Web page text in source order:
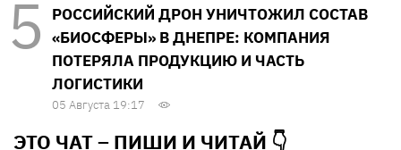
РОССИЙСКИЙ ДРОН УНИЧТОЖИЛ СОСТАВ
«БИОСФЕРЫ» В ДНЕПРЕ: КОМПАНИЯ
ПОТЕРЯЛА ПРОДУКЦИЮ И ЧАСТЬ
ЛОГИСТИКИ
05 Августа 19:17
ЭТО ЧАТ – ПИШИ И ЧИТАЙ 👇